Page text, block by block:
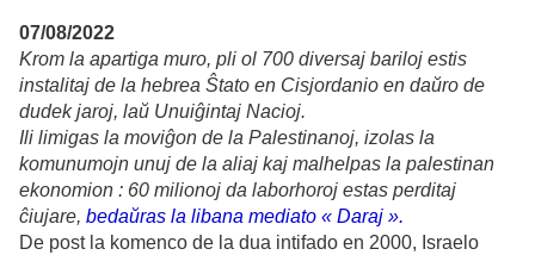
07/08/2022
Krom la apartiga muro, pli ol 700 diversaj bariloj estis
instalitaj de la hebrea Ŝtato en Cisjordanio en daŭro de
dudek jaroj, laŭ Unuiĝintaj Nacioj.
Ili limigas la moviĝon de la Palestinanoj, izolas la
komunumojn unuj de la aliaj kaj malhelpas la palestinan
ekonomion : 60 milionoj da laborhoroj estas perditaj
ĉiujare, bedaŭras la libana mediato « Daraj ».
De post la komenco de la dua intifado en 2000, Israelo